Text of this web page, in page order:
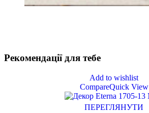
Рекомендаціїдля тебе
Add to wishlist
CompareQuick View
ПЕРЕГЛЯНУТИ